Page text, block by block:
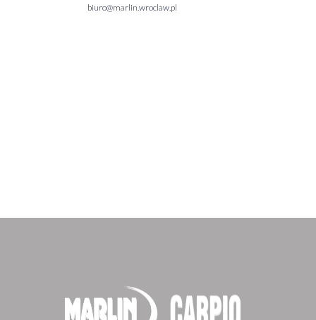
biuro@marlin.wroclaw.pl